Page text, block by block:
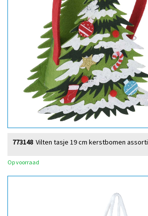
Vilten tasje 19 cm kerstbomen assorti
773148
Op voorraad